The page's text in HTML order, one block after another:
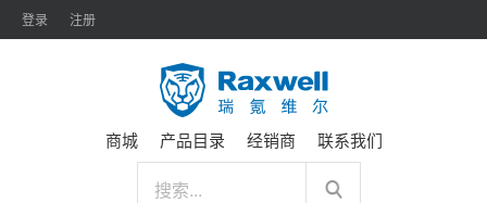
登录 注册
商城 产品目录 经销商 联系我们